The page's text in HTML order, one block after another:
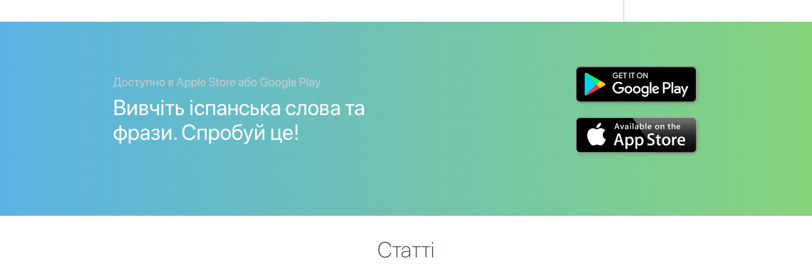
Доступно в Apple Store або Google Play
Вивчіть іспанська слова та
фрази. Спробуй це!
Статті